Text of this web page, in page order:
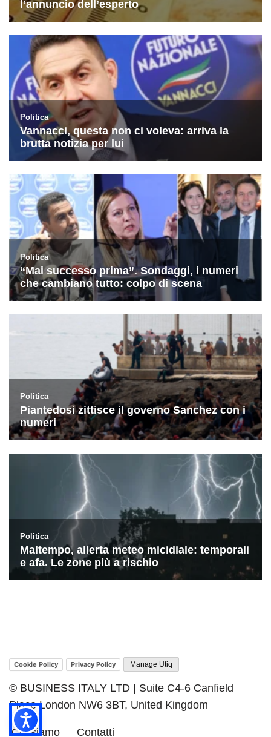
Cookie Policy Privacy Policy Manage Utiq
© BUSINESS ITALY LTD | Suite C4-6 Canfield
Place London NW6 3BT, United Kingdom
Chi siamo Contatti